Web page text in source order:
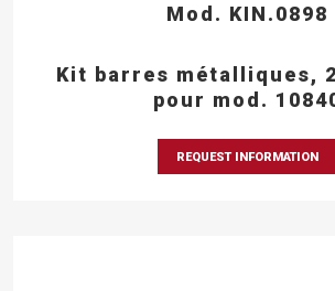
Mod. KIN.0898
Kit barres métalliques,
pour mod.
REQUEST INFORMATION